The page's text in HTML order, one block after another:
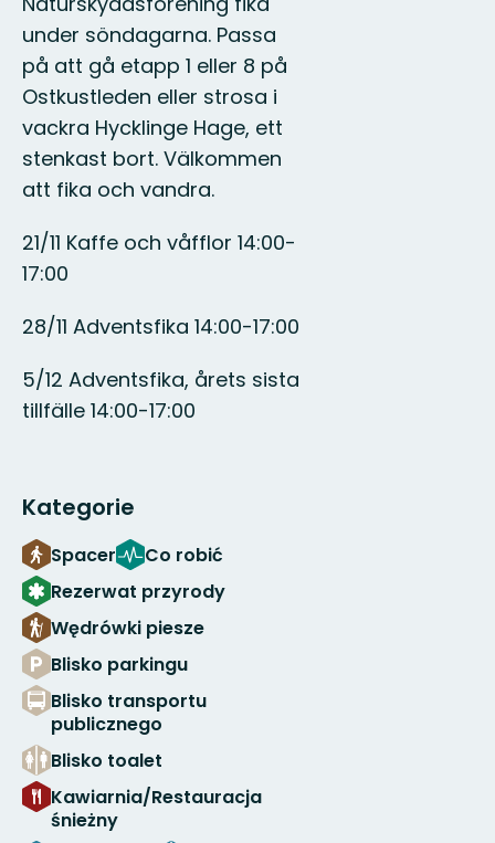
under söndagarna. Passa
på att gå etapp 1 eller 8 på
Ostkustleden eller strosa i
vackra Hycklinge Hage, ett
stenkast bort. Välkommen
att fika och vandra.
21/11 Kaffe och våfflor 14:00-
17:00
28/11 Adventsfika 14:00-17:00
5/12 Adventsfika, årets sista
tillfälle 14:00-17:00
Kategorie
Spacer
Co robić
Rezerwat przyrody
Wędrówki piesze
Blisko parkingu
Blisko transportu
publicznego
Blisko toalet
Kawiarnia/Restauracja
śnieżny